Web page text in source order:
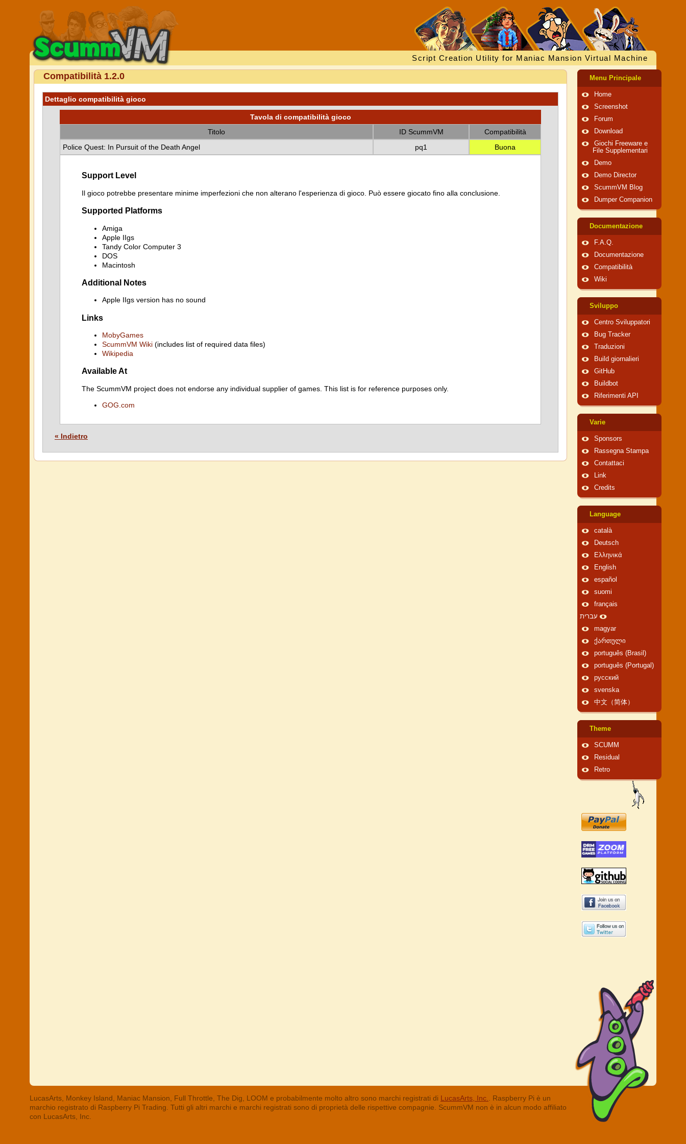
Script Creation Utility for Maniac Mansion Virtual Machine
Compatibilità 1.2.0
Dettaglio compatibilità gioco
Tavola di compatibilità gioco
Titolo
ID ScummVM
Compatibilità
Police Quest: In Pursuit of the Death Angel
pq1 Buona
Support Level
Il gioco potrebbe presentare minime imperfezioni che non alterano l'esperienza di gioco. Può essere giocato fino alla conclusione.
Supported Platforms
Amiga
Apple IIgs
Tandy Color Computer 3
DOS
Macintosh
Additional Notes
Apple IIgs version has no sound
Links
MobyGames
ScummVM Wiki (includes list of required data files)
Wikipedia
Available At
The ScummVM project does not endorse any individual supplier of games. This list is for reference purposes only.
GOG.com
« Indietro
Menu Principale
Home
Screenshot
Forum
Download
Giochi Freeware e
File Supplementari
Demo
Demo Director
ScummVM Blog
Dumper Companion
Documentazione
F.A.Q.
Documentazione
Compatibilità
Wiki
Sviluppo
Centro Sviluppatori
Bug Tracker
Traduzioni
Build giornalieri
GitHub
Buildbot
Riferimenti API
Varie
Sponsors
Rassegna Stampa
Contattaci
Link
Credits
Language
català
Deutsch
Ελληνικά
English
español
suomi
français
עברית
magyar
ქართული
português (Brasil)
português (Portugal)
русский
svenska
中文（简体）
Theme
SCUMM
Residual
Retro
LucasArts, Monkey Island, Maniac Mansion, Full Throttle, The Dig, LOOM e probabilmente molto altro sono marchi registrati di LucasArts, Inc.
. Raspberry Pi è un
marchio registrato di Raspberry Pi Trading. Tutti gli altri marchi e marchi registrati sono di proprietà delle rispettive compagnie. ScummVM non è in alcun modo affiliato
con LucasArts, Inc.